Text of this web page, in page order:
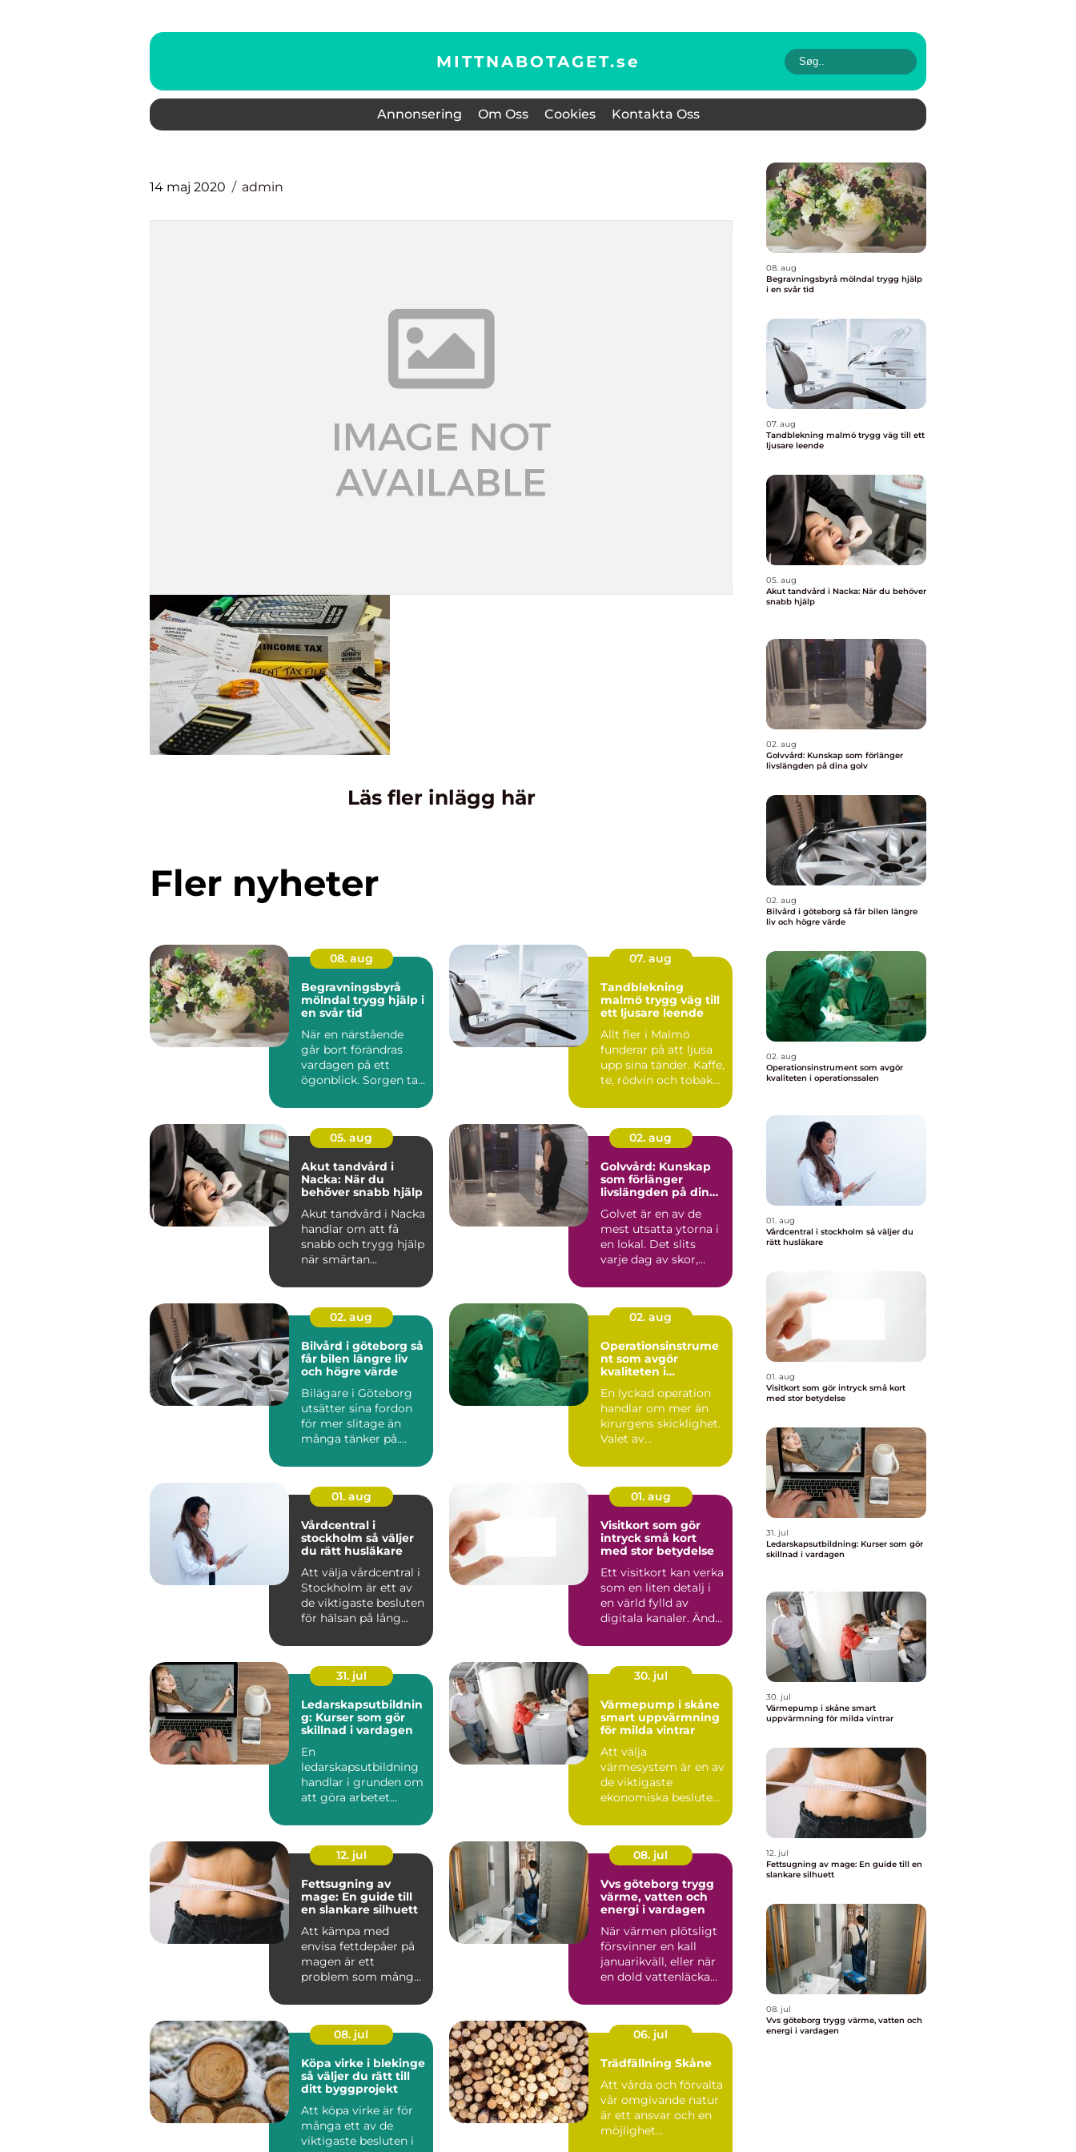
MITTNABOTAGET.se
Annonsering Om Oss Cookies Kontakta Oss
14 maj 2020 admin
Läs fler inlägg här
Fler nyheter
08. aug
Begravningsbyrå
mölndal trygg hjälp i
en svår tid
När en närstående
går bort förändras
vardagen på ett
ögonblick. Sorgen tar
mång...
07. aug
Tandblekning
malmö trygg väg till
ett ljusare leende
Allt fler i Malmö
funderar på att ljusa
upp sina tänder. Kaffe,
te, rödvin och tobak
05. aug
Akut tandvård i
Nacka: När du
behöver snabb hjälp
Akut tandvård i Nacka
handlar om att få
snabb och trygg hjälp
när smärtan...
02. aug
Golvvård: Kunskap
som förlänger
livslängden på dina
Golvet är en av de
mest utsatta ytorna i
en lokal. Det slits
varje dag av skor,
02. aug
Bilvård i göteborg så
får bilen längre liv
och högre värde
Bilägare i Göteborg
utsätter sina fordon
för mer slitage än
många tänker på.
fu...
02. aug
Operationsinstrume
nt som avgör
kvaliteten i
En lyckad operation
handlar om mer än
kirurgens skicklighet.
Valet av
påverkar ...
01. aug
Vårdcentral i
stockholm så väljer
du rätt husläkare
Att välja vårdcentral i
Stockholm är ett av
de viktigaste besluten
för hälsan på lång
01. aug
Visitkort som gör
intryck små kort
med stor betydelse
Ett visitkort kan verka
som en liten detalj i
en värld fylld av
digitala kanaler. Ändå
31. jul
Ledarskapsutbildnin
g: Kurser som gör
skillnad i vardagen
En
ledarskapsutbildning
handlar i grunden om
att göra arbetet
sjä...
30. jul
Värmepump i skåne
smart uppvärmning
för milda vintrar
Att välja
värmesystem är en av
de viktigaste
ekonomiska besluten
och fastighetsä...
12. jul
Fettsugning av
mage: En guide till
en slankare silhuett
Att kämpa med
envisa fettdepåer på
magen är ett
problem som många
08. jul
Vvs göteborg trygg
värme, vatten och
energi i vardagen
När värmen plötsligt
försvinner en kall
januarikväll, eller när
en dold vattenläcka
08. jul
Köpa virke i blekinge
så väljer du rätt till
ditt byggprojekt
Att köpa virke är för
många ett av de
viktigaste besluten i
06. jul
Trädfällning Skåne
Att vårda och förvalta
vår omgivande natur
är ett ansvar och en
möjlighet...
08. aug
Begravningsbyrå mölndal trygg hjälp
i en svår tid
07. aug
Tandblekning malmö trygg väg till ett
ljusare leende
05. aug
Akut tandvård i Nacka: När du behöver
snabb hjälp
02. aug
Golvvård: Kunskap som förlänger
livslängden på dina golv
02. aug
Bilvård i göteborg så får bilen längre
liv och högre värde
02. aug
Operationsinstrument som avgör
kvaliteten i operationssalen
01. aug
Vårdcentral i stockholm så väljer du
rätt husläkare
01. aug
Visitkort som gör intryck små kort
med stor betydelse
31. jul
Ledarskapsutbildning: Kurser som gör
skillnad i vardagen
30. jul
Värmepump i skåne smart
uppvärmning för milda vintrar
12. jul
Fettsugning av mage: En guide till en
slankare silhuett
08. jul
Vvs göteborg trygg värme, vatten och
energi i vardagen